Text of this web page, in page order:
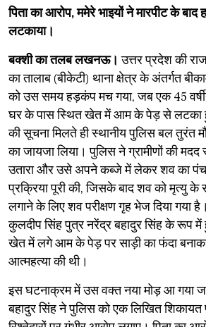
पिता का आरोप, ममेरे भाइयों ने मारपीट के
लटकाया।
बक्शी का तलब लखनऊ।उत्तर प्रदेश की
का तालाब (बीकेटी) थाना क्षेत्र के अंतर्गत
को उस समय हड़कंप मच गया, जब एक 45
घर के पास स्थित खेत में आम के पेड़ से लटका
की सूचना मिलते ही स्थानीय पुलिस बल तुरंत
का जायजा लिया। पुलिस ने ग्रामीणों की
उतारा और उसे अपने कब्जे में लेकर शव का
प्रक्रिया पूरी की, जिसके बाद शव को मृत्यु के
लगाने के लिए शव परीक्षण गृह भेज दिया गया
कुलदीप सिंह पुत्र नरेंद्र बहादुर सिंह के रूप
खेत में लगे आम के पेड़ पर साड़ी का फंदा
आत्महत्या की थी।
​इस घटनाक्रम में उस वक्त नया मोड़ आ गया
बहादुर सिंह ने पुलिस को एक लिखित